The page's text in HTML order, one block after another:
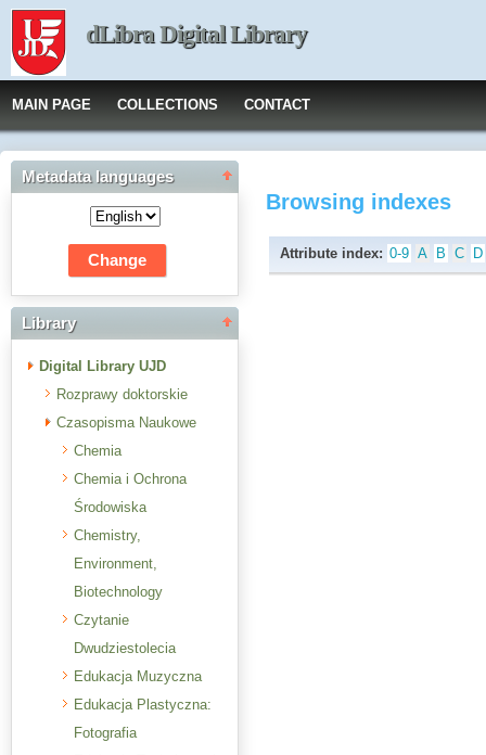
dLibra Digital Library
MAIN PAGE COLLECTIONS CONTACT
Metadata languages
Library
Digital Library UJD
Rozprawy doktorskie
Czasopisma Naukowe
Chemia
Chemia i Ochrona
Środowiska
Chemistry,
Environment,
Biotechnology
Czytanie
Dwudziestolecia
Edukacja Muzyczna
Edukacja Plastyczna:
Fotografia
Browsing indexes
Attribute index: 0-9 A B C D